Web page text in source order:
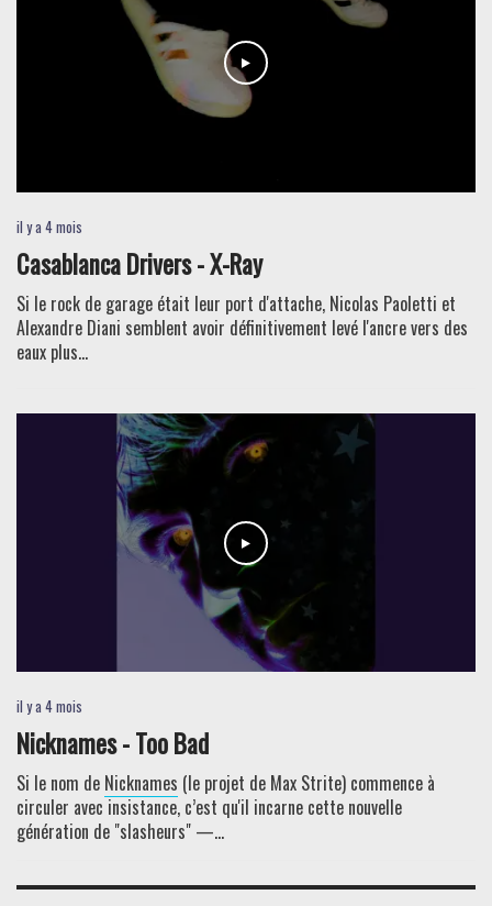
il y a 4 mois
Casablanca Drivers - X-Ray
Si le rock de garage était leur port d'attache, Nicolas Paoletti et
Alexandre Diani semblent avoir définitivement levé l'ancre vers des
eaux plus...
il y a 4 mois
Nicknames - Too Bad
Si le nom de Nicknames (le projet de Max Strite) commence à
circuler avec insistance, c’est qu'il incarne cette nouvelle
génération de "slasheurs" —...